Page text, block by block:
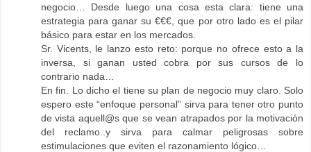
negocio… Desde luego una cosa esta clara: tiene una
estrategia para ganar su €€€, que por otro lado es el pilar
básico para estar en los mercados.
Sr. Vicents, le lanzo esto reto: porque no ofrece esto a la
inversa, si ganan usted cobra por sus cursos de lo
contrario nada…
En fin. Lo dicho el tiene su plan de negocio muy claro. Solo
espero este “enfoque personal” sirva para tener otro punto
de vista aquell@s que se vean atrapados por la motivación
del reclamo..y sirva para calmar peligrosas sobre
estimulaciones que eviten el razonamiento lógico…